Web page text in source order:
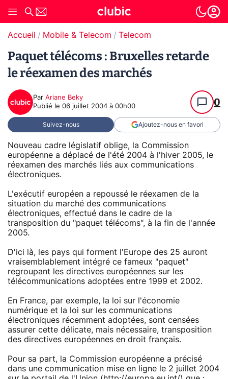
Accueil Mobile & Telecom Telecom
Paquet télécoms : Bruxelles retarde
le réexamen des marchés
Par Ariane Beky
Publié le 06 juillet 2004 à 00h00 0
Suivez-nous Ajoutez-nous en favori
Nouveau cadre législatif oblige, la Commission
européenne a déplacé de l'été 2004 à l'hiver 2005, le
réexamen des marchés liés aux communications
électroniques.
L'exécutif européen a repoussé le réexamen de la
situation du marché des communications
électroniques, effectué dans le cadre de la
transposition du "paquet télécoms", à la fin de l'année
2005.
D'ici là, les pays qui forment l'Europe des 25 auront
vraisemblablement intégré ce fameux "paquet"
regroupant les directives européennes sur les
télécommunications adoptées entre 1999 et 2002.
En France, par exemple, la loi sur l'économie
numérique et la loi sur les communications
électroniques récemment adoptées, sont censées
assurer cette délicate, mais nécessaire, transposition
des directives européennes en droit français.
Pour sa part, la Commission européenne a précisé
dans une communication mise en ligne le 2 juillet 2004